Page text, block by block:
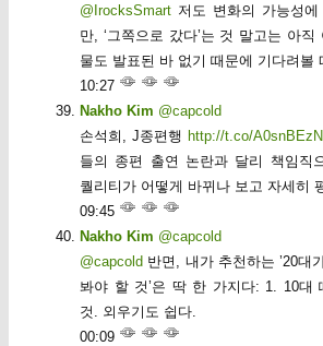
@IrocksSmart 저도 변화의 가능성에
만, ‘그쪽으로 갔다’는 것 말고는 아
물도 발표된 바 없기 때문에 기다려볼
10:27
Nakho Kim @capcold
손석희, J종편행http://t.co/
들의 종편 출연 논란과 달리 책임직
퀄리티가 어떻게 바뀌나 보고 자세히
09:45
Nakho Kim @capcold
@capcold 반면, 내가 추천하는 ’20대
봐야 할 것’은 딱 한 가지다: 1. 10대
것. 외우기도 쉽다.
00:09